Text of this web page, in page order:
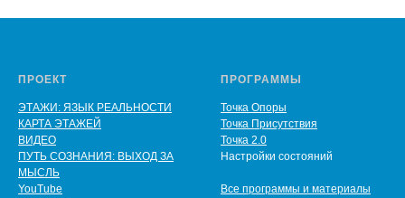
ПРОЕКТ
ЭТАЖИ: ЯЗЫК РЕАЛЬНОСТИ
КАРТА ЭТАЖЕЙ
ВИДЕО
ПУТЬ СОЗНАНИЯ: ВЫХОД ЗА
МЫСЛЬ
YouTube
ПРОГРАММЫ
Точка Опоры
Точка Присутствия
Точка 2.0
Настройки состояний
Все программы и материалы